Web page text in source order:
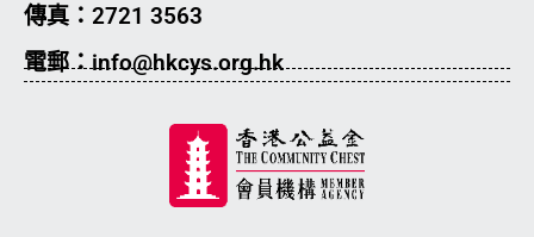
傳真：2721 3563
電郵：info@hkcys.org.hk